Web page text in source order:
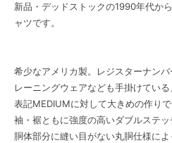
新品・デッドストックの1990年代か
ャツです。
希少なアメリカ製。レジスターナン
レーニングウェアなども手掛けている
表記MEDIUMに対して大きめの作りで
袖・裾ともに強度の高いダブルステッ
胴体部分に縫い目がない丸胴仕様によ